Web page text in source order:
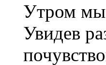
Утром мы
Увидев